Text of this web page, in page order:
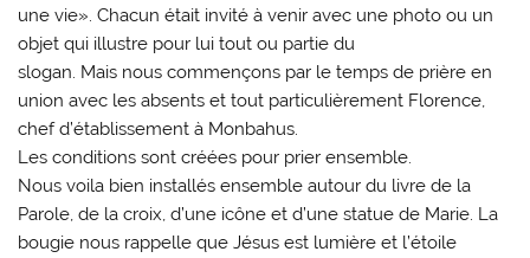
une vie». Chacun était invité à venir avec une photo ou un
objet qui illustre pour lui tout ou partie du
slogan. Mais nous commençons par le temps de prière en
union avec les absents et tout particulièrement Florence,
chef d’établissement à Monbahus.
Les conditions sont créées pour prier ensemble.
Nous voila bien installés ensemble autour du livre de la
Parole, de la croix, d’une icône et d’une statue de Marie. La
bougie nous rappelle que Jésus est lumière et l’étoile